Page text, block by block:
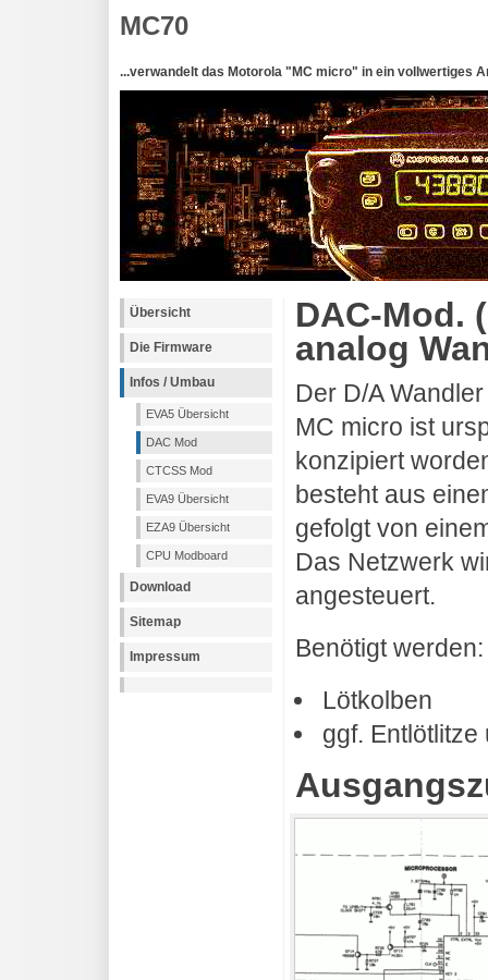
MC70
...verwandelt das Motorola "MC micro" in ein vollwertiges
Übersicht
Die Firmware
Infos / Umbau
EVA5 Übersicht
DAC Mod
CTCSS Mod
EVA9 Übersicht
EZA9 Übersicht
CPU Modboard
Download
Sitemap
Impressum
DAC-Mod.
analog
Der D/A
MC micro ist
konzipiert
besteht aus
gefolgt von
Das Netzwerk
angesteuert.
Benötigt werden:
Lötkolben
ggf. Entlötlitze